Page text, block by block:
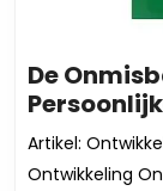
De
Artikel:
Ontwikkeling